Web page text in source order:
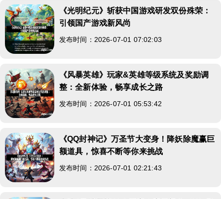
《光明纪元》斩获中国游戏研发双份殊荣：
引领国产游戏新风尚
发布时间：2026-07-01 07:02:03
《风暴英雄》玩家&英雄等级系统及奖励调
整：全新体验，畅享成长之路
发布时间：2026-07-01 05:53:42
《QQ封神记》万圣节大变身！降妖除魔赢巨
额道具，惊喜不断等你来挑战
发布时间：2026-07-01 02:21:43